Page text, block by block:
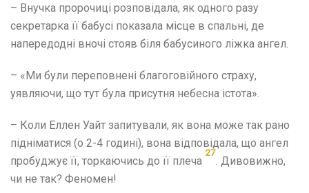
– Внучка пророчиці розповідала, як одного разу
секретарка її бабусі показала місце в спальні, де
напередодні вночі стояв біля бабусиного ліжка ангел.
– «Ми були переповнені благоговійного страху,
уявляючи, що тут була присутня небесна істота».
– Коли Еллен Уайт запитували, як вона може так рано
підніматися (о 2-4 годині), вона відповідала, що ангел
пробуджує її, торкаючись до її плеча
27
. Дивовижно,
чи не так? Феномен!